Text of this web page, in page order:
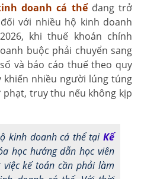
doanh cá thểđang trở
với nhiều hộ kinh doanh
khi thuế khoán chính
buộc phải chuyển sang
và báo cáo thuế theo quy
nhiều người lúng túng
truy thu nếu không kịp
kinh doanh cá thể tại Kế
học hướng dẫn học viên
kế toán cần phải làm